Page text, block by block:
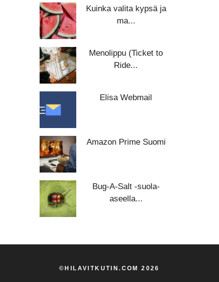
Kuinka valita kypsä ja
ma...
Menolippu (Ticket to
Ride...
Elisa Webmail
Amazon Prime Suomi
Bug-A-Salt -suola-
aseella...
©HILAVITKUTIN.COM 2026